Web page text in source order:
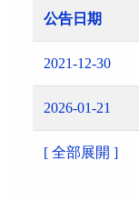
公告日期
2021-12-30
2026-01-21
[ 全部展開 ]